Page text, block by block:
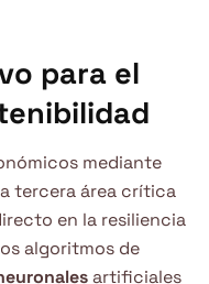
para el
mediante
tercera área crítica
en la resiliencia
algoritmos de
artificiales